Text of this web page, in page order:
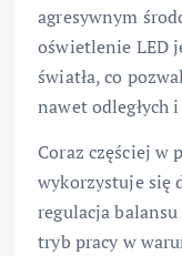
agresywnym
oświetlenie LED
światła, co
nawet odległych
Coraz częściej w
wykorzystuje się
regulacja
tryb pracy w